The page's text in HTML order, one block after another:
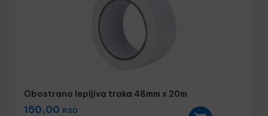
Obostrano lepljiva traka 48mm x 20m
150,00 RSD